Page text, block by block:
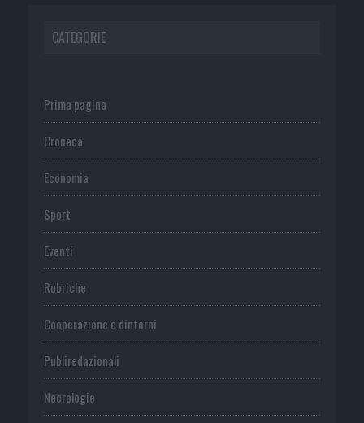
CATEGORIE
Prima pagina
Cronaca
Economia
Sport
Eventi
Rubriche
Cooperazione e dintorni
Publiredazionali
Necrologie